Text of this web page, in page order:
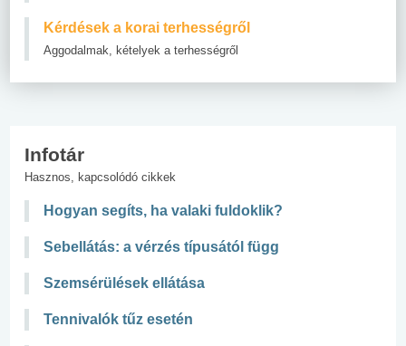
Kérdések a korai terhességről
Aggodalmak, kételyek a terhességről
Infotár
Hasznos, kapcsolódó cikkek
Hogyan segíts, ha valaki fuldoklik?
Sebellátás: a vérzés típusától függ
Szemsérülések ellátása
Tennivalók tűz esetén